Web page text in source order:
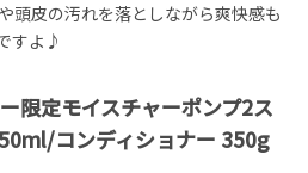
頭皮の汚れを落としながら爽快感も
すよ♪
限定モイスチャーポンプ2ス
コンディショナー 350g